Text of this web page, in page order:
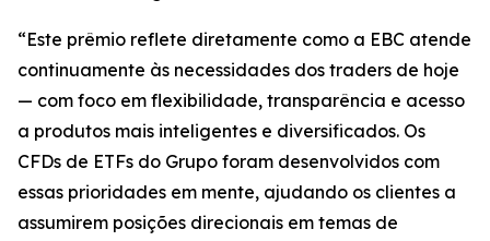
“Este prêmio reflete diretamente como a EBC atende
continuamente às necessidades dos traders de hoje
— com foco em flexibilidade, transparência e acesso
a produtos mais inteligentes e diversificados. Os
CFDs de ETFs do Grupo foram desenvolvidos com
essas prioridades em mente, ajudando os clientes a
assumirem posições direcionais em temas de